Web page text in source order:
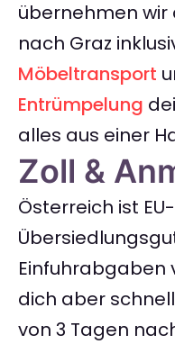
übernehmen wir
nach Graz
Möbeltransport
Entrümpelung
alles aus einer
Zoll &
Österreich ist
Einfuhrabgaben
dich aber
von 3 Tagen